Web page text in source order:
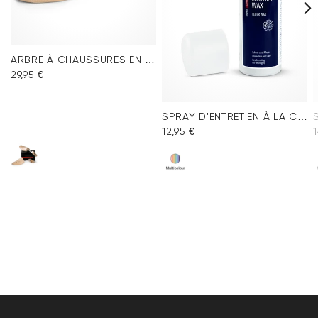
ARBRE À CHAUSSURES EN BOIS POUR FEMMES
29,95 €
SPRAY D'ENTRETIEN À LA CIRE
12,95 €